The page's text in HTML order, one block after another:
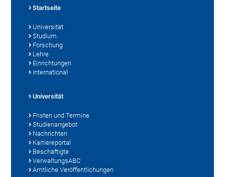
Startseite
Universität
Studium
Forschung
Lehre
Einrichtungen
International
Universität
Fristen und Termine
Studienangebot
Nachrichten
Karriereportal
Beschäftigte
VerwaltungsABC
Amtliche Veröffentlichungen